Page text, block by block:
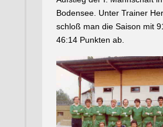
Bodensee. Unter Trainer
schloß man die Saison mit
46:14 Punkten ab.